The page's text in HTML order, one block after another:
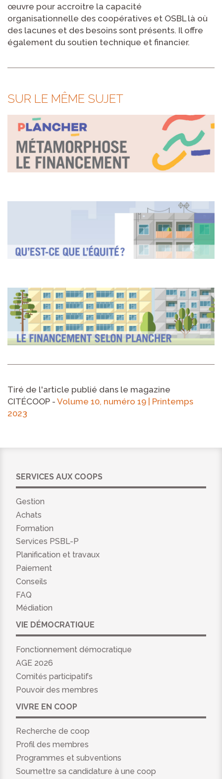
œuvre pour accroitre la capacité
organisationnelle des coopératives et OSBL là où
des lacunes et des besoins sont présents. Il offre
également du soutien technique et financier.
SUR LE MÊME SUJET
Tiré de l'article publié dans le magazine
CITÉCOOP - Volume 10, numéro 19 | Printemps
2023
SERVICES AUX COOPS
Gestion
Achats
Formation
Services PSBL-P
Planification et travaux
Paiement
Conseils
FAQ
Médiation
VIE DÉMOCRATIQUE
Fonctionnement démocratique
AGE 2026
Comités participatifs
Pouvoir des membres
VIVRE EN COOP
Recherche de coop
Profil des membres
Programmes et subventions
Soumettre sa candidature à une coop